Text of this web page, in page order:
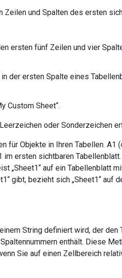
und Spalten des ersten
ersten fünf Zeilen und vier
der ersten Spalte eines
Custom Sheet“.
oder Sonderzeichen
für Objekte in Ihren Tabellen. A1
ersten sichtbaren Tabellenblatt.
„Sheet1“ auf ein Tabellenblatt
gibt, bezieht sich „Sheet1“ auf
String definiert wird, der den
enthält. Diese
Sie auf einen Zellbereich